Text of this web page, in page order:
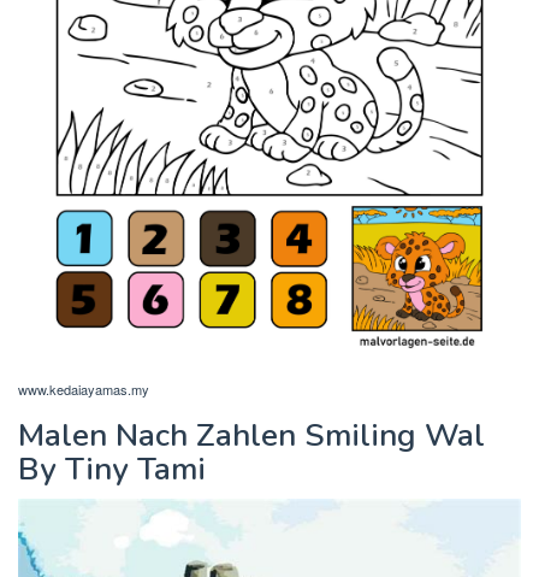
www.kedaiayamas.my
Malen Nach Zahlen Smiling Wal
By Tiny Tami